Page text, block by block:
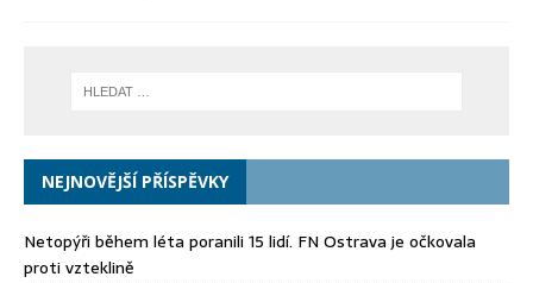
NEJNOVĚJŠÍ PŘÍSPĚVKY
Netopýři během léta poranili 15 lidí. FN Ostrava je očkovala
proti vzteklině